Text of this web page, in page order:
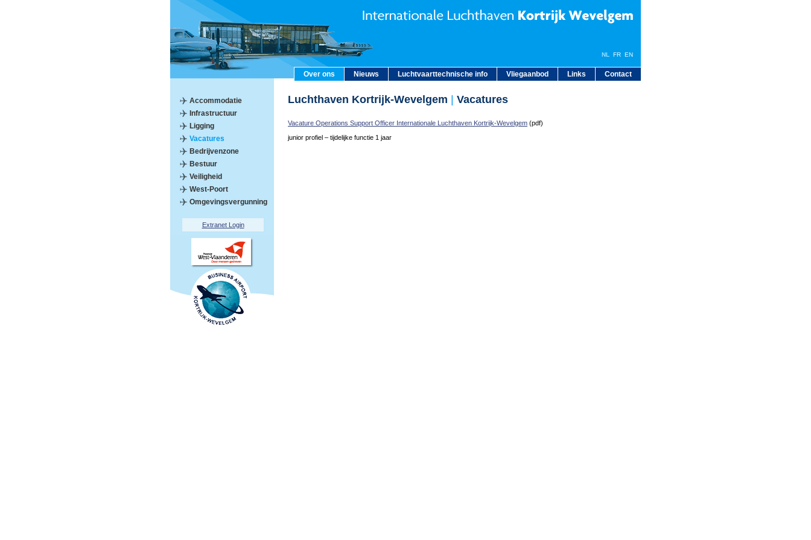
Over ons Nieuws Luchtvaarttechnische info Vliegaanbod Links Contact
NL FR EN
Accommodatie
Infrastructuur
Ligging
Vacatures
Bedrijvenzone
Bestuur
Veiligheid
West-Poort
Omgevingsvergunning
Extranet Login
Luchthaven Kortrijk-Wevelgem Vacatures
Vacature Operations Support Officer Internationale Luchthaven Kortrijk-Wevelgem (pdf)
junior profiel – tijdelijke functie 1 jaar